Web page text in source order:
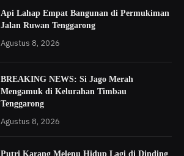
Api Lahap Empat Bangunan di Permukiman
Jalan Ruwan Tenggarong
Agustus 8, 2026
BREAKING NEWS: Si Jago Merah
Mengamuk di Kelurahan Timbau
Tenggarong
Agustus 8, 2026
Putri Karang Melenu Hidup Lagi di Dinding